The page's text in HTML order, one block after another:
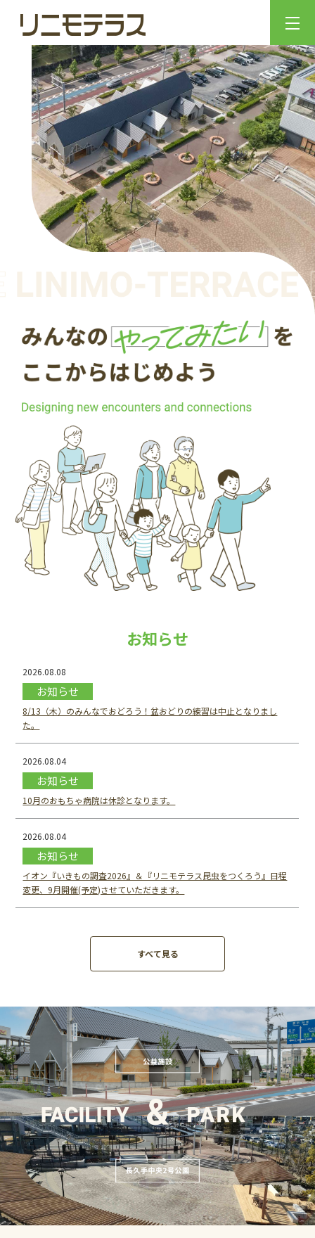
お知らせ
2026.08.08
お知らせ
8/13（木）のみんなでおどろう！盆おどりの練習は中止となりまし
た。
2026.08.04
お知らせ
10月のおもちゃ病院は休診となります。
2026.08.04
お知らせ
イオン『いきもの調査2026』＆『リニモテラス昆虫をつくろう』日程
変更、9月開催(予定)させていただきます。
すべて見る